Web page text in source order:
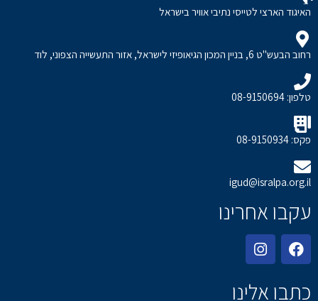
האיגוד הארצי לטייסי נתיבי אוויר בישראל
רחוב הבעש"ט 6, בניין המכון הגיאופיזי לישראל, אזור התעשייה הצפוני, לוד
טלפון: 08-9150694
פקס: 08-9150934
igud@isralpa.org.il
עקבו אחרינו
כתבו אלינו